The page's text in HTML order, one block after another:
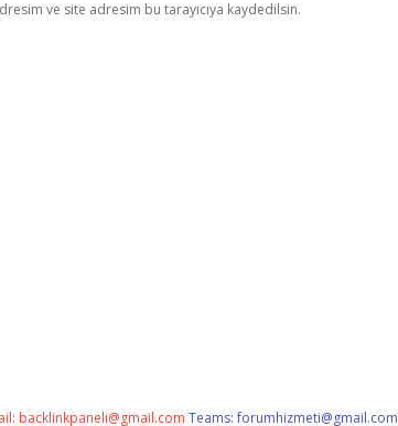
ve site adresim bu tarayıcıya kaydedilsin.
backlinkpaneli@gmail.com Teams:forumhizmeti@gmail.com